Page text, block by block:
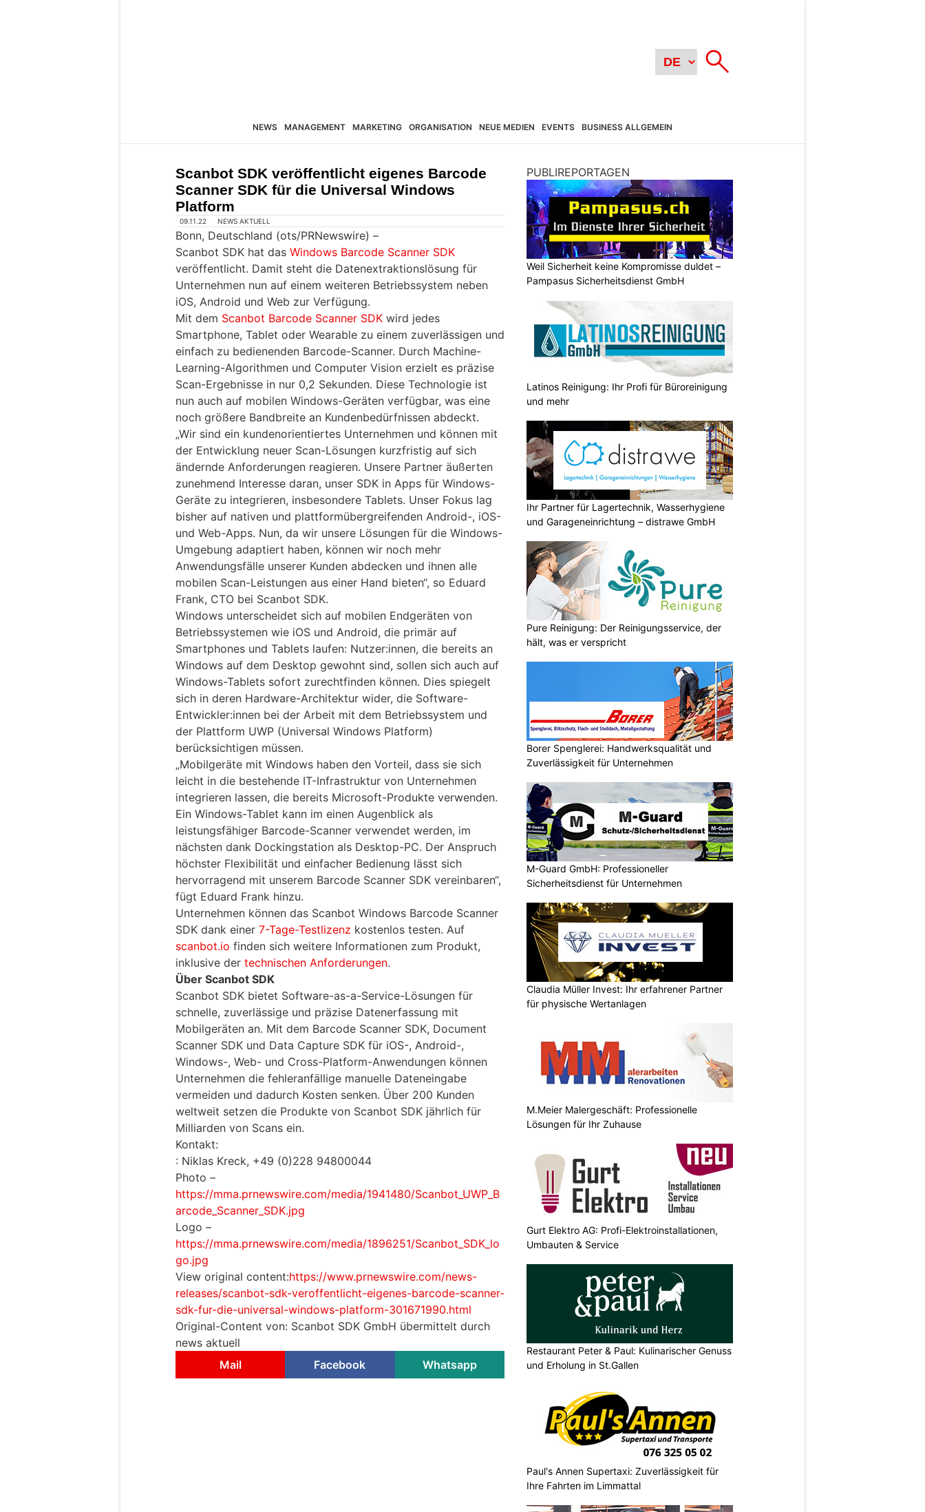
NEWS MANAGEMENT MARKETING ORGANISATION NEUE MEDIEN EVENTS BUSINESS ALLGEMEIN
Scanbot SDK veröffentlicht eigenes Barcode
Scanner SDK für die Universal Windows
Platform
09.11.22 NEWS AKTUELL
Bonn, Deutschland (ots/PRNewswire) –
Scanbot SDK hat das Windows Barcode Scanner SDK
veröffentlicht. Damit steht die Datenextraktionslösung für
Unternehmen nun auf einem weiteren Betriebssystem neben
iOS, Android und Web zur Verfügung.
Mit dem Scanbot Barcode Scanner SDK wird jedes
Smartphone, Tablet oder Wearable zu einem zuverlässigen und
einfach zu bedienenden Barcode-Scanner. Durch Machine-
Learning-Algorithmen und Computer Vision erzielt es präzise
Scan-Ergebnisse in nur 0,2 Sekunden. Diese Technologie ist
nun auch auf mobilen Windows-Geräten verfügbar, was eine
noch größere Bandbreite an Kundenbedürfnissen abdeckt.
„Wir sind ein kundenorientiertes Unternehmen und können mit
der Entwicklung neuer Scan-Lösungen kurzfristig auf sich
ändernde Anforderungen reagieren. Unsere Partner äußerten
zunehmend Interesse daran, unser SDK in Apps für Windows-
Geräte zu integrieren, insbesondere Tablets. Unser Fokus lag
bisher auf nativen und plattformübergreifenden Android-, iOS-
und Web-Apps. Nun, da wir unsere Lösungen für die Windows-
Umgebung adaptiert haben, können wir noch mehr
Anwendungsfälle unserer Kunden abdecken und ihnen alle
mobilen Scan-Leistungen aus einer Hand bieten“, so Eduard
Frank, CTO bei Scanbot SDK.
Windows unterscheidet sich auf mobilen Endgeräten von
Betriebssystemen wie iOS und Android, die primär auf
Smartphones und Tablets laufen: Nutzer:innen, die bereits an
Windows auf dem Desktop gewohnt sind, sollen sich auch auf
Windows-Tablets sofort zurechtfinden können. Dies spiegelt
sich in deren Hardware-Architektur wider, die Software-
Entwickler:innen bei der Arbeit mit dem Betriebssystem und
der Plattform UWP (Universal Windows Platform)
berücksichtigen müssen.
„Mobilgeräte mit Windows haben den Vorteil, dass sie sich
leicht in die bestehende IT-Infrastruktur von Unternehmen
integrieren lassen, die bereits Microsoft-Produkte verwenden.
Ein Windows-Tablet kann im einen Augenblick als
leistungsfähiger Barcode-Scanner verwendet werden, im
nächsten dank Dockingstation als Desktop-PC. Der Anspruch
höchster Flexibilität und einfacher Bedienung lässt sich
hervorragend mit unserem Barcode Scanner SDK vereinbaren“,
fügt Eduard Frank hinzu.
Unternehmen können das Scanbot Windows Barcode Scanner
SDK dank einer 7-Tage-Testlizenz kostenlos testen. Auf
scanbot.io finden sich weitere Informationen zum Produkt,
inklusive der technischen Anforderungen.
Über Scanbot SDK
Scanbot SDK bietet Software-as-a-Service-Lösungen für
schnelle, zuverlässige und präzise Datenerfassung mit
Mobilgeräten an. Mit dem Barcode Scanner SDK, Document
Scanner SDK und Data Capture SDK für iOS-, Android-,
Windows-, Web- und Cross-Platform-Anwendungen können
Unternehmen die fehleranfällige manuelle Dateneingabe
vermeiden und dadurch Kosten senken. Über 200 Kunden
weltweit setzen die Produkte von Scanbot SDK jährlich für
Milliarden von Scans ein.
Kontakt:
: Niklas Kreck, +49 (0)228 94800044
Photo –
https://mma.prnewswire.com/media/1941480/Scanbot_UWP_B
arcode_Scanner_SDK.jpg
Logo –
https://mma.prnewswire.com/media/1896251/Scanbot_SDK_lo
go.jpg
View original content:https://www.prnewswire.com/news-
releases/scanbot-sdk-veroffentlicht-eigenes-barcode-scanner-
sdk-fur-die-universal-windows-platform-301671990.html
Original-Content von: Scanbot SDK GmbH übermittelt durch
news aktuell
Mail
Facebook Whatsapp
PUBLIREPORTAGEN
Weil Sicherheit keine Kompromisse duldet –
Pampasus Sicherheitsdienst GmbH
Latinos Reinigung: Ihr Profi für Büroreinigung
und mehr
Ihr Partner für Lagertechnik, Wasserhygiene
und Garageneinrichtung – distrawe GmbH
Pure Reinigung: Der Reinigungsservice, der
hält, was er verspricht
Borer Spenglerei: Handwerksqualität und
Zuverlässigkeit für Unternehmen
M-Guard GmbH: Professioneller
Sicherheitsdienst für Unternehmen
Claudia Müller Invest: Ihr erfahrener Partner
für physische Wertanlagen
M.Meier Malergeschäft: Professionelle
Lösungen für Ihr Zuhause
Gurt Elektro AG: Profi-Elektroinstallationen,
Umbauten & Service
Restaurant Peter & Paul: Kulinarischer Genuss
und Erholung in St.Gallen
Paul's Annen Supertaxi: Zuverlässigkeit für
Ihre Fahrten im Limmattal